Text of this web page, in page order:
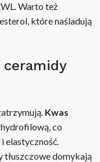
Warto też
które naśladują
Kwas
co
elastyczność.
tłuszczowe domykają